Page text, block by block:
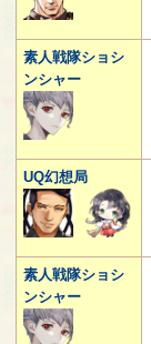
素人戦隊ショシ
ンシャー
UQ幻想局
素人戦隊ショシ
ンシャー